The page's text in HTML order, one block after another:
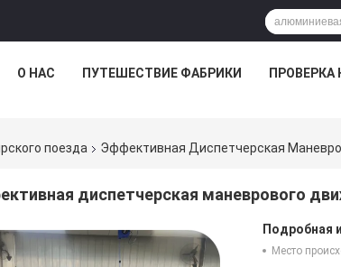
О НАС ПУТЕШЕСТВИЕ ФАБРИКИ ПРОВЕРКА
поезда Эффективная Диспетчерская
диспетчерская маневрового
Подробная
Место